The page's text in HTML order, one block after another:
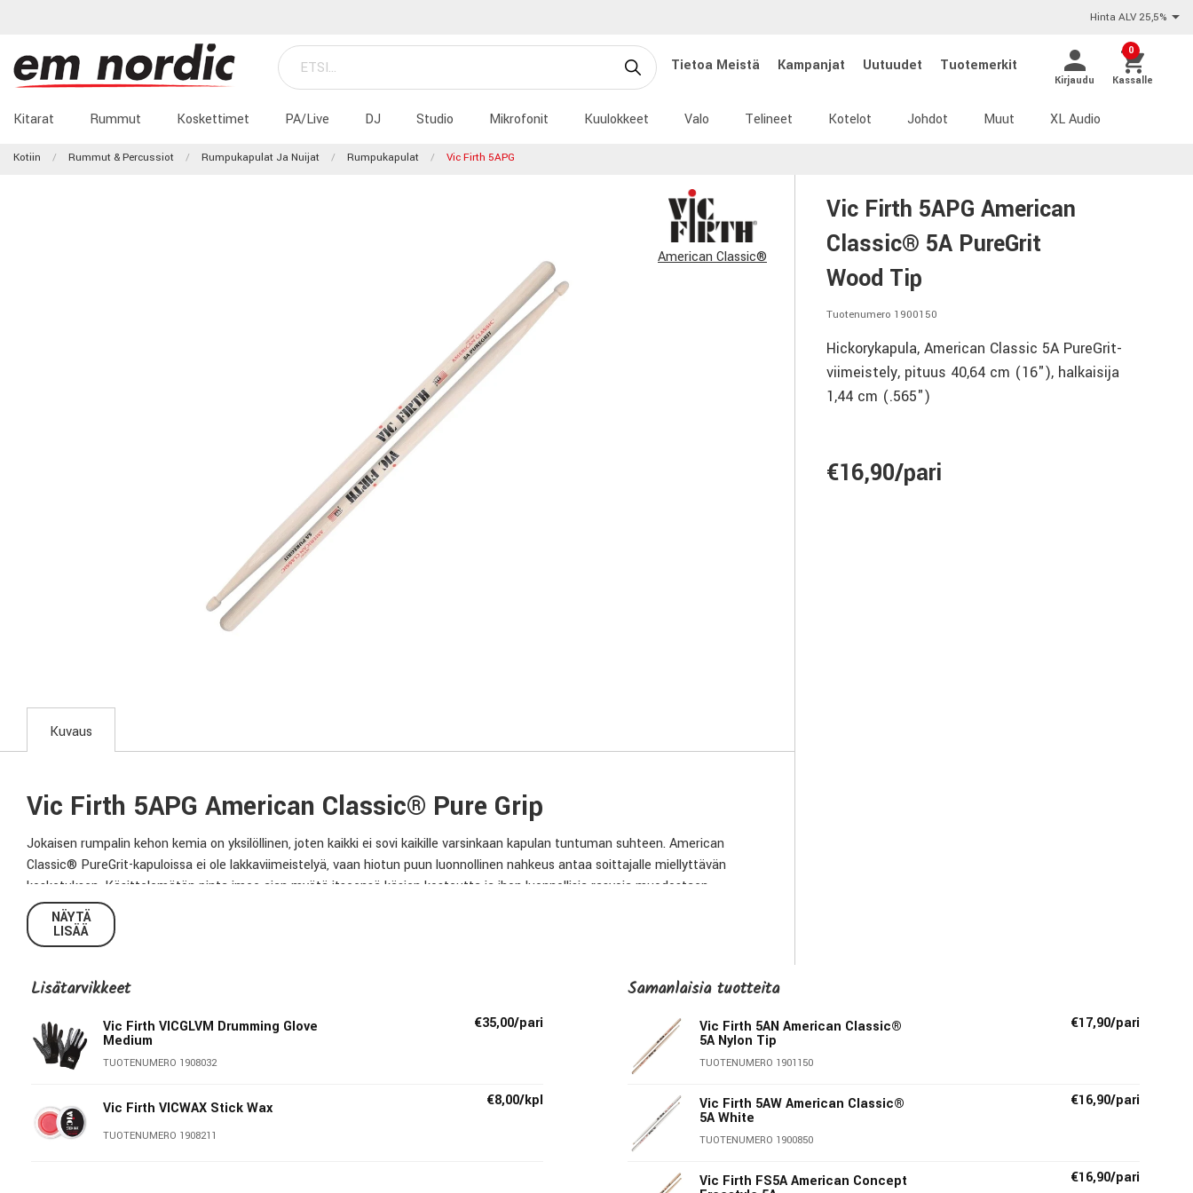
Hinta ALV 25,5%
Tietoa Meistä Kampanjat Uutuudet Tuotemerkit
Kirjaudu
0
Kassalle
Kitarat Rummut Koskettimet PA/Live DJ Studio Mikrofonit Kuulokkeet Valo Telineet Kotelot Johdot Muut XL Audio
Kotiin Rummut & Percussiot Rumpukapulat Ja Nuijat Rumpukapulat Vic Firth 5APG
American Classic®
Vic Firth 5APG American
Classic® 5A PureGrit
Wood Tip
Tuotenumero 1900150
Hickorykapula, American Classic 5A PureGrit-
viimeistely, pituus 40,64 cm (16"), halkaisija
1,44 cm (.565")
€16,90/pari
Kuvaus
Vic Firth 5APG American Classic® Pure Grip
Jokaisen rumpalin kehon kemia on yksilöllinen, joten kaikki ei sovi kaikille varsinkaan kapulan tuntuman suhteen. American
Classic® PureGrit-kapuloissa ei ole lakkaviimeistelyä, vaan hiotun puun luonnollinen nahkeus antaa soittajalle miellyttävän
kosketuksen. Käsittelemätön pinta imee ajan myötä itseensä käsien kosteutta ja ihon luonnollisia rasvoja muodostaen
ainutlaatuisen yhteyden puun kanssa.
American Classic® sarjassa perinteet yhdistyvät Vic Firthin laatuun. Classic-sarjan kapulat tehdään valikoidusta hikkorista —
kapulat kestävät käytössä. Nupin tyviosan jyrkkä leikkaus tuottaa herkän vasteen symbaaleihin.
Tekniset tiedot:
Halkaisija:
.0565" /1,44cm
Pituus:
NÄYTÄ
LISÄÄ
Lisätarvikkeet
Vic Firth VICGLVM Drumming Glove
Medium
TUOTENUMERO 1908032
€35,00/pari
Vic Firth VICWAX Stick Wax
TUOTENUMERO 1908211
€8,00/kpl
Samanlaisia ​​tuotteita
Vic Firth 5AN American Classic®
5A Nylon Tip
TUOTENUMERO 1901150
€17,90/pari
Vic Firth 5AW American Classic®
5A White
TUOTENUMERO 1900850
€16,90/pari
Vic Firth FS5A American Concept €16,90/pari